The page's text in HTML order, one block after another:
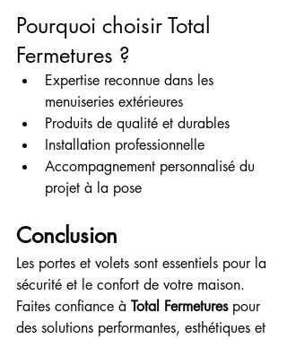
Pourquoi choisir Total
Fermetures ?
Expertise reconnue dans les
menuiseries extérieures
Produits de qualité et durables
Installation professionnelle
Accompagnement personnalisé du
projet à la pose
Conclusion
Les portes et volets sont essentiels pour la
sécurité et le confort de votre maison.
Faites confiance à Total Fermetures pour
des solutions performantes, esthétiques et